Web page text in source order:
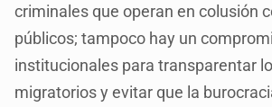
criminales que operan en colusión
públicos; tampoco hay un
institucionales para transparentar
migratorios y evitar que la